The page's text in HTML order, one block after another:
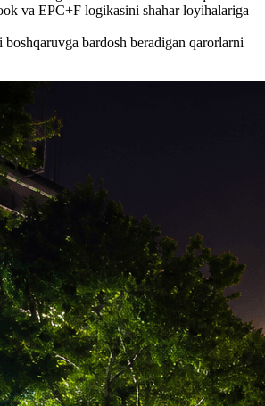
va EPC+F logikasini shahar loyihalariga
bardosh beradigan qarorlarni